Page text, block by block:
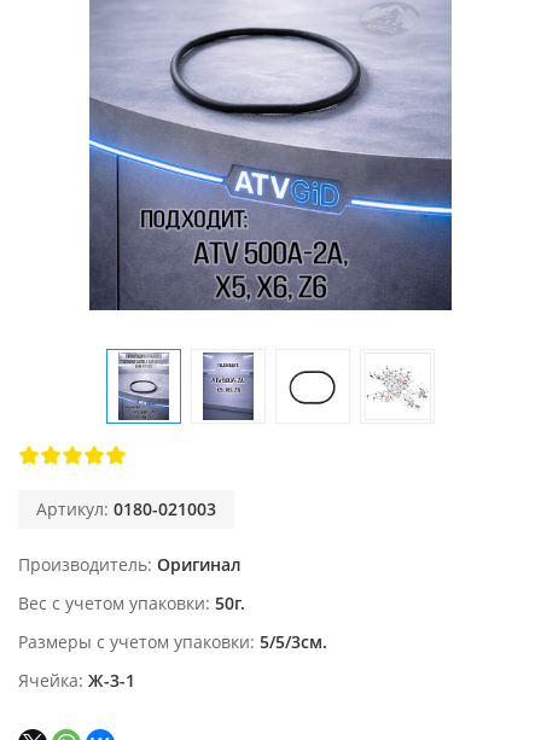
Артикул: 0180-021003
Производитель Оригинал
Вес с учетом упаковки 50г.
Размеры с учетом упаковки 5/5/3см.
Ячейка Ж-3-1